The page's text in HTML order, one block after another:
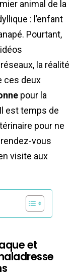
animal de la
: l’enfant
Pourtant,
la réalité
ces deux
pour la
est temps de
pour ne
vous
visite aux
et